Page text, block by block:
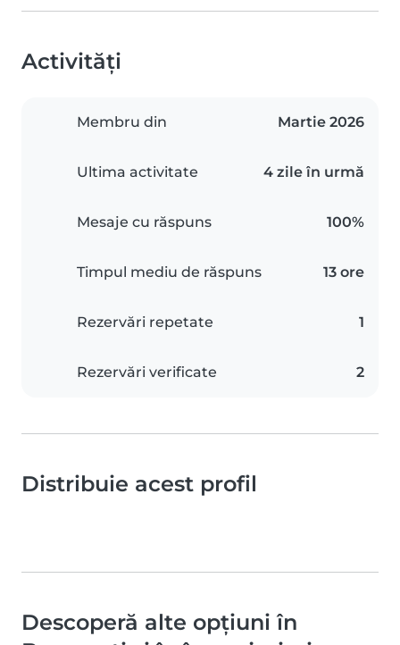
Activități
Membru din Martie 2026
Ultima activitate 4 zile în urmă
Mesaje cu răspuns 100%
Timpul mediu de răspuns 13 ore
Rezervări repetate 1
Rezervări verificate 2
Distribuie acest profil
Descoperă alte opțiuni în